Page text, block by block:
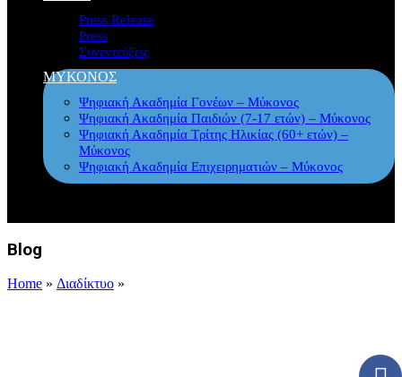
Press Release
Press
Συνεντεύξεις
ΜΥΚΟΝΟΣ
Ψηφιακή Ακαδημία Γονέων – Μύκονος
Ψηφιακή Ακαδημία Παιδιών (7-17 ετών) – Μύκονος
Ψηφιακή Ακαδημία Τρίτης Ηλικίας (60+ ετών) –
Μύκονος
Ψηφιακή Ακαδημία Επιχειρηματιών – Μύκονος
Blog
Home » Διαδίκτυο »